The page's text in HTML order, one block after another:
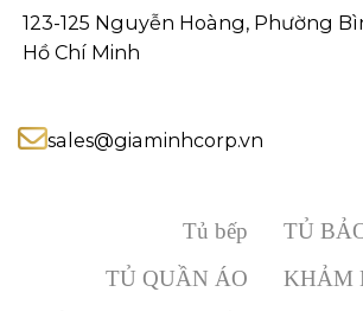
123-125 Nguyễn Hoàng, Phường
Hồ Chí Minh
sales@giaminhcorp.vn
Tủ bếp
TỦ QUẦN ÁO
TỦ
KHẢM